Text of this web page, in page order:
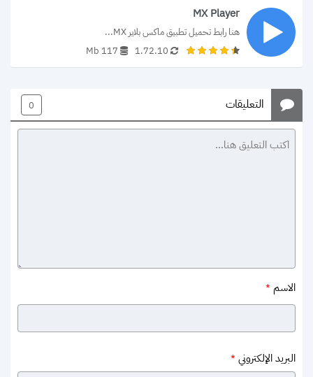
MX Player
هنا رابط تحميل تطبيق ماكس بلاير MX...
1.72.10
117 Mb
التعليقات 0
الاسم *
البريد الإلكتروني *